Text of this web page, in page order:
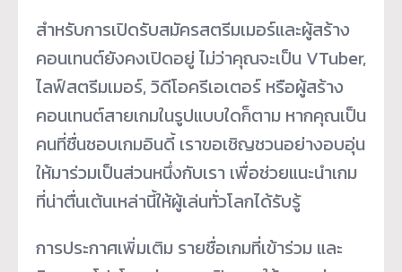
สำหรับการเปิดรับสมัครสตรีมเมอร์และผู้สร้าง
คอนเทนต์ยังคงเปิดอยู่ ไม่ว่าคุณจะเป็น VTuber,
ไลฟ์สตรีมเมอร์, วิดีโอครีเอเตอร์ หรือผู้สร้าง
คอนเทนต์สายเกมในรูปแบบใดก็ตาม หากคุณเป็น
คนที่ชื่นชอบเกมอินดี้ เราขอเชิญชวนอย่างอบอุ่น
ให้มาร่วมเป็นส่วนหนึ่งกับเรา เพื่อช่วยแนะนำเกม
ที่น่าตื่นเต้นเหล่านี้ให้ผู้เล่นทั่วโลกได้รับรู้
การประกาศเพิ่มเติม รายชื่อเกมที่เข้าร่วม และ